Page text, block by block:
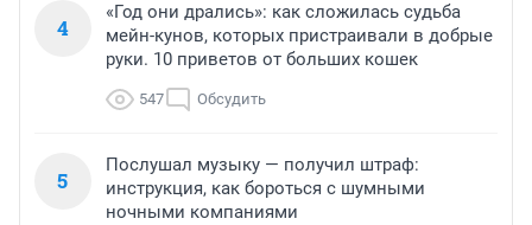
4
«Год они дрались»: как сложилась судьба
мейн-кунов, которых пристраивали в добрые
руки. 10 приветов от больших кошек
547 Обсудить
5
Послушал музыку — получил штраф:
инструкция, как бороться с шумными
ночными компаниями